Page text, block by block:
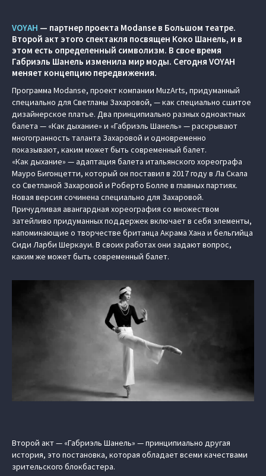
VOYAH — партнер проекта Modanse в Большом театре.
Второй акт этого спектакля посвящен Коко Шанель, и в
этом есть определенный символизм. В свое время
Габриэль Шанель изменила мир моды. Сегодня VOYAH
меняет концепцию передвижения.
Программа Modanse, проект компании MuzArts, придуманный
специально для Светланы Захаровой, — как специально сшитое
дизайнерское платье. Два принципиально разных одноактных
балета — «Как дыхание» и «Габриэль Шанель» — раскрывают
многогранность таланта Захаровой и одновременно
показывают, каким может быть современный балет.
«Как дыхание» — адаптация балета итальянского хореографа
Мауро Бигонцетти, который он поставил в 2017 году в Ла Скала
со Светланой Захаровой и Роберто Болле в главных партиях.
Новая версия сочинена специально для Захаровой.
Причудливая авангардная хореография со множеством
затейливо придуманных поддержек включает в себя элементы,
напоминающие о творчестве британца Акрама Хана и бельгийца
Сиди Ларби Шеркауи. В своих работах они задают вопрос,
каким же может быть современный балет.
Второй акт — «Габриэль Шанель» — принципиально другая
история, это постановка, которая обладает всеми качествами
зрительского блокбастера.